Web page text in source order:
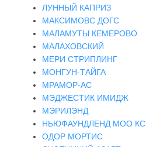
ЛУННЫЙ КАПРИЗ
МАКСИМОВС ДОГС
МАЛАМУТЫ КЕМЕРОВО
МАЛАХОВСКИЙ
МЕРИ СТРИПЛИНГ
МОНГУН-ТАЙГА
МРАМОР-АС
МЭДЖЕСТИК ИМИДЖ
МЭРИЛЭНД
НЬЮФАУНДЛЕНД МОО КС
ОДОР МОРТИС